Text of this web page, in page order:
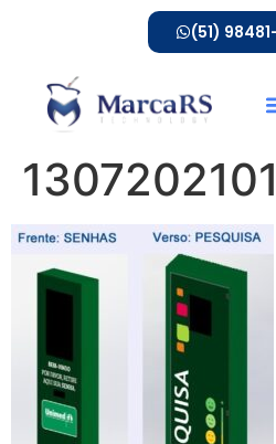
(51)